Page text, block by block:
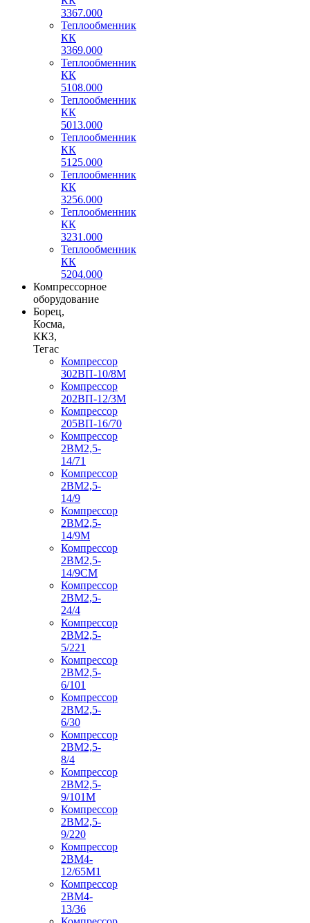
3367.000
Теплообменник
КК
3369.000
Теплообменник
КК
5108.000
Теплообменник
КК
5013.000
Теплообменник
КК
5125.000
Теплообменник
КК
3256.000
Теплообменник
КК
3231.000
Теплообменник
КК
5204.000
Компрессорное
оборудование
Борец,
Косма,
ККЗ,
Тегас
Компрессор
302ВП-10/8М
Компрессор
202ВП-12/3М
Компрессор
205ВП-16/70
Компрессор
2ВМ2,5-
14/71
Компрессор
2ВМ2,5-
14/9
Компрессор
2ВМ2,5-
14/9М
Компрессор
2ВМ2,5-
14/9СМ
Компрессор
2ВМ2,5-
24/4
Компрессор
2ВМ2,5-
5/221
Компрессор
2ВМ2,5-
6/101
Компрессор
2ВМ2,5-
6/30
Компрессор
2ВМ2,5-
8/4
Компрессор
2ВМ2,5-
9/101М
Компрессор
2ВМ2,5-
9/220
Компрессор
2ВМ4-
12/65М1
Компрессор
2ВМ4-
13/36